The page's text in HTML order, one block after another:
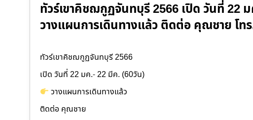
ทัวร์เขาคิชฌกูฏจันทบุรี 2566 เปิด วันที่ 22
วางแผนการเดินทางแล้ว ติดต่อ คุณชาย โท
ทัวร์เขาคิชฌกูฏจันทบุรี 2566
เปิด วันที่ 22 มค.- 22 มีค. (60วัน)
วางแผนการเดินทางแล้ว
ติดต่อ คุณชาย